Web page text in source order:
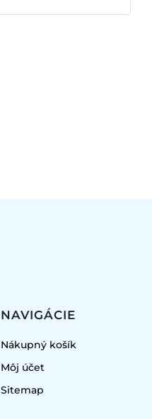
NAVIGÁCIE
Nákupný košík
Môj účet
Sitemap